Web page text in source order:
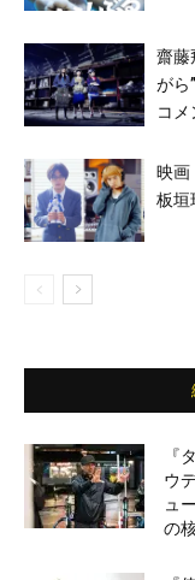
齋藤
がら
コ
映画
板垣
『
ウ
ュ
の